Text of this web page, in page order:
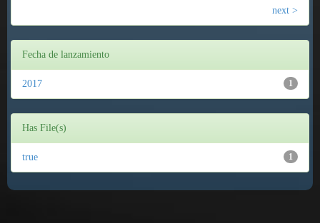
next >
Fecha de lanzamiento
1
2017
Has File(s)
1
true